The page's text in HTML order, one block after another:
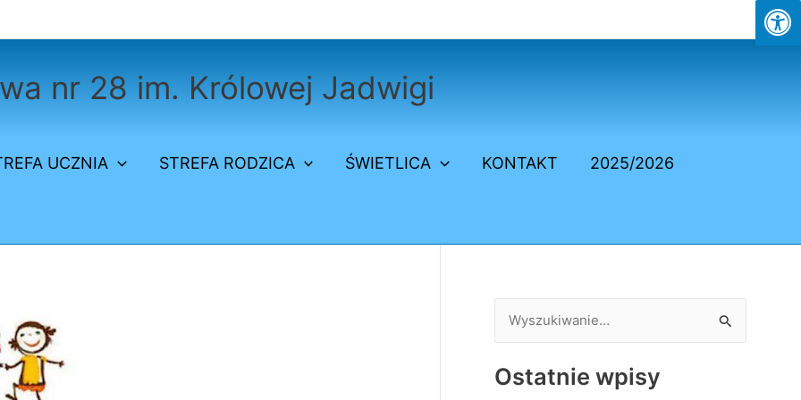
nr 28 im. Królowej Jadwigi
UCZNIA STREFA RODZICA ŚWIETLICA KONTAKT 2025/2026
u
Ostatnie wpisy